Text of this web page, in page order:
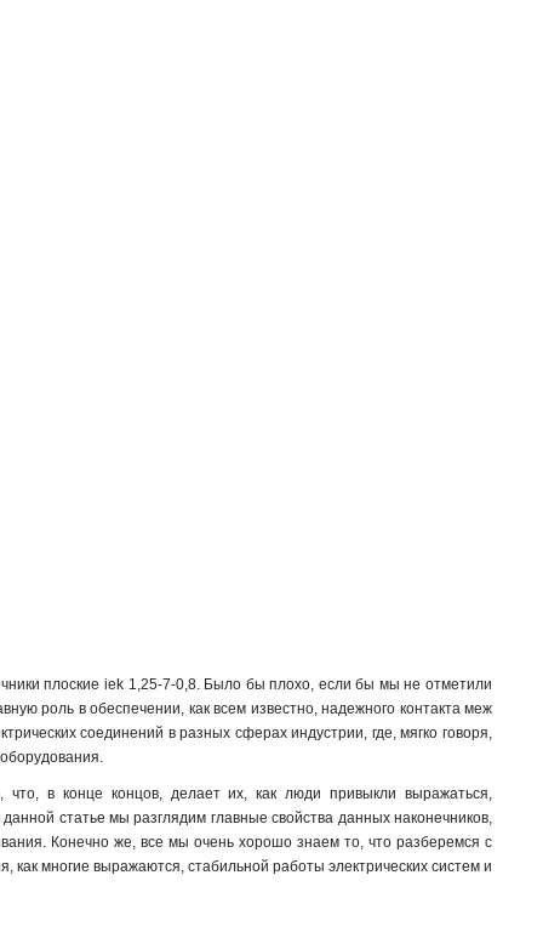
плоские iek 1,25-7-0,8. Было бы плохо, если бы мы не отметили
роль в обеспечении, как всем известно, надежного контакта меж
соединений в разных сферах индустрии, где, мягко говоря,
что, в конце концов, делает их, как люди привыкли выражаться,
статье мы разглядим главные свойства данных наконечников,
Конечно же, все мы очень хорошо знаем то, что разберемся с
многие выражаются, стабильной работы электрических систем и